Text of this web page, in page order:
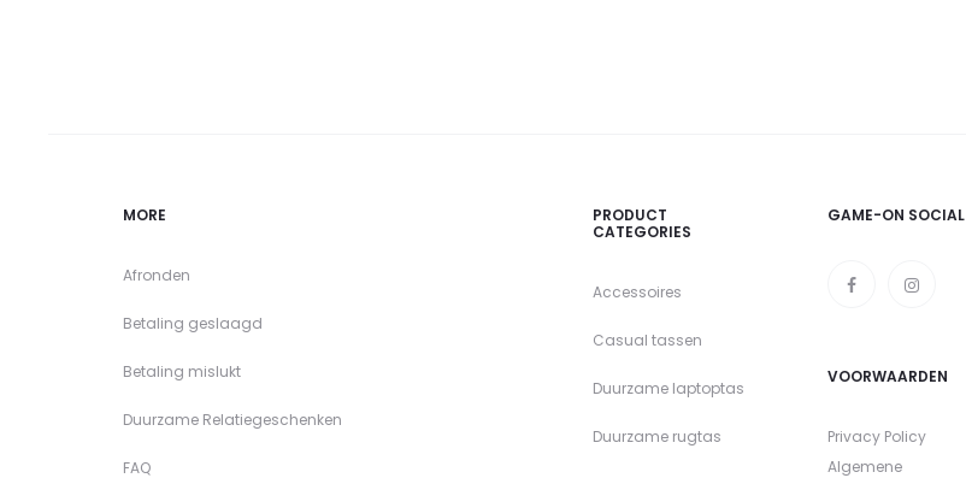
MORE
Afronden
Betaling geslaagd
Betaling mislukt
Duurzame Relatiegeschenken
FAQ
PRODUCT
CATEGORIES
Accessoires
Casual tassen
Duurzame laptoptas
Duurzame rugtas
GAME-ON SOCIAL
VOORWAARDEN
Privacy Policy
Algemene